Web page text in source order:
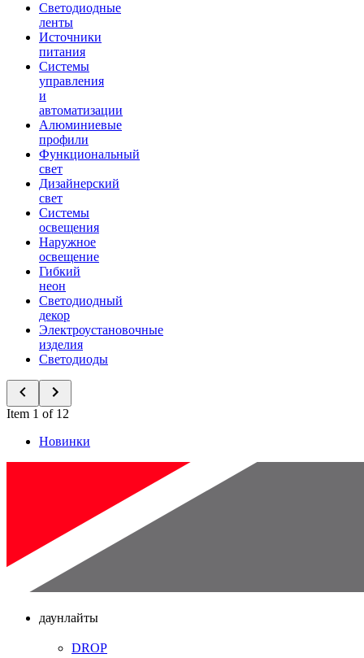
Светодиодные
ленты
Источники
питания
Системы
управления
и
автоматизации
Алюминиевые
профили
Функциональный
свет
Дизайнерский
свет
Системы
освещения
Наружное
освещение
Гибкий
неон
Светодиодный
декор
Электроустановочные
изделия
Светодиоды
Item 1 of 12
Новинки
даунлайты
DROP